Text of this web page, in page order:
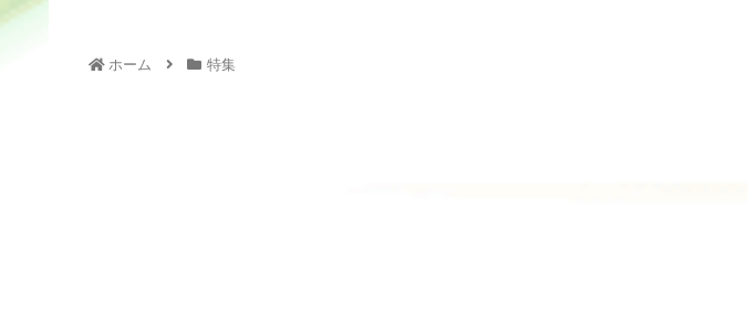
ホーム 特集